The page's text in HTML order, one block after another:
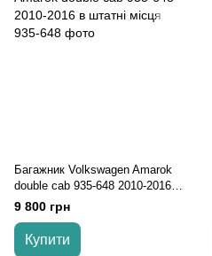
Багажник Volkswagen Amarok
double cab 935-648 2010-2016 в
штатні місця
9 800 грн
Купити